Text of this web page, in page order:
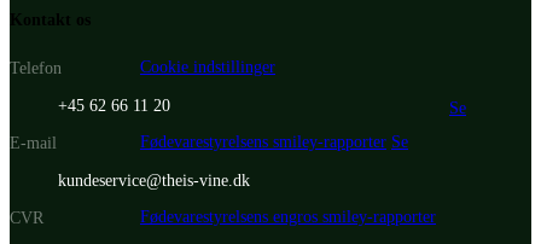
Kontakt os
Telefon
+45 62 66 11 20
E-mail
kundeservice@theis-vine.dk
CVR
Cookie indstillinger
Se
Fødevarestyrelsens smiley-rapporter Se
Fødevarestyrelsens engros smiley-rapporter